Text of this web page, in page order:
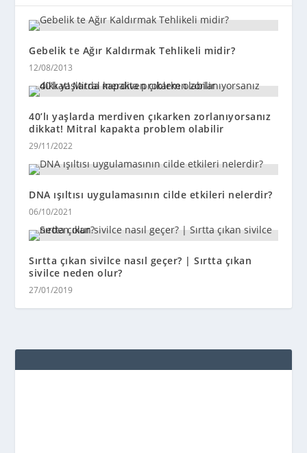
Gebelik te Ağır Kaldırmak Tehlikeli midir?
12/08/2013
40’lı yaşlarda merdiven çıkarken zorlanıyorsanız
dikkat! Mitral kapakta problem olabilir
29/11/2022
DNA ışıltısı uygulamasının cilde etkileri nelerdir?
06/10/2021
Sırtta çıkan sivilce nasıl geçer? | Sırtta çıkan
sivilce neden olur?
27/01/2019